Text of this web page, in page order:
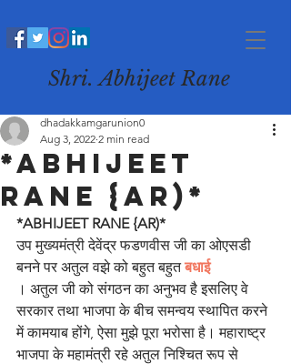
Shri. Abhijeet Rane
*ABHIJEET
RANE {AR)*
dhadakkamgarunion0
Aug 3, 2022 2 min read
*ABHIJEET RANE {AR)*
उप मुख्यमंत्री देवेंद्र फडणवीस जी का ओएसडी
बनने पर अतुल वझे को बहुत बहुत बधाई
। अतुल जी को संगठन का अनुभव है इसलिए वे
सरकार तथा भाजपा के बीच समन्वय स्थापित करने
में कामयाब होंगे, ऐसा मुझे पूरा भरोसा है। महाराष्ट्र
भाजपा के महामंत्री रहे अतुल निश्चित रूप से